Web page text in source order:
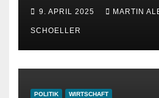
9. APRIL 2025 MARTIN
SCHOELLER
POLITIK WIRTSCHAFT